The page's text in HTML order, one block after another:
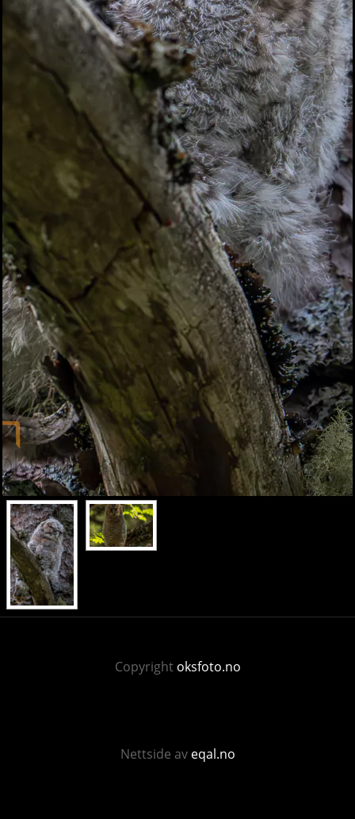
Copyright oksfoto.no
Nettside av eqal.no